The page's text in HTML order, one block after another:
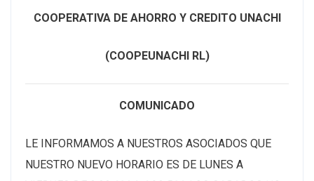
COOPERATIVA DE AHORRO Y CREDITO UNACHI
(COOPEUNACHI RL)
COMUNICADO
LE INFORMAMOS A NUESTROS ASOCIADOS QUE
NUESTRO NUEVO HORARIO ES DE LUNES A